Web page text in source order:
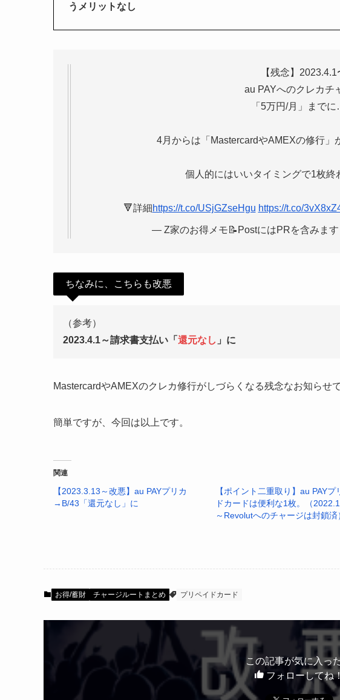
うメリットなし
【残念】2023.4.1
au PAYへのクレカチ
「5万円/月」まで
4月からは「MastercardやAMEXの修行
個人的にはいいタイミングで1枚終
🔻詳細https://t.co/USjGZseHgu https://t.co/
— Z家のお得メモ📝PostにはPRを含みま
ちなみに、こちらも改悪
（参考）
2023.4.1～請求書支払い「 還元なし 」に
【残念】au PAY(請求書
(でも残念…)
MastercardやAMEXのクレカ修行がしづらくなる残念なお知らせで
簡単ですが、今回は以上です。
関連
【2023.3.13～改悪】au PAYプリカ
→B/43「還元なし」に
【ポイント二重取り】au PAYプ
ドカードは便利な1枚。（
～Revolutへのチャージは封鎖済
お得/蓄財 チャージルートまとめ プリペイドカード
この記事が気に入っ
フォローしてね